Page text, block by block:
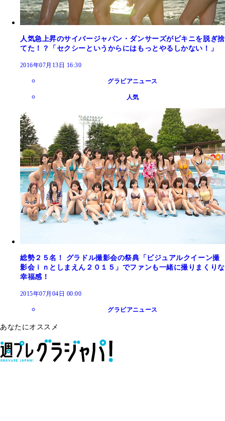
人気急上昇のサイバージャパン・ダンサーズがビキニを脱ぎ捨
てた！？「セクシーというからにはもっとやるしかない！」
2016年07月13日 16:30
グラビアニュース
人気
総勢２５名！ グラドル撮影会の祭典「ビジュアルクイーン撮
影会ｉｎとしまえん２０１５」でファンも一緒に撮りまくりな
幸福感！
2015年07月04日 00:00
グラビアニュース
あなたにオススメ